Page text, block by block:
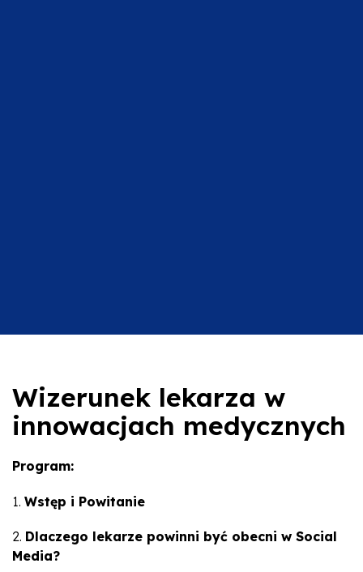
Wizerunek lekarza w
innowacjach medycznych
Program:
1. Wstęp i Powitanie
2. Dlaczego lekarze powinni być obecni w Social
Media?